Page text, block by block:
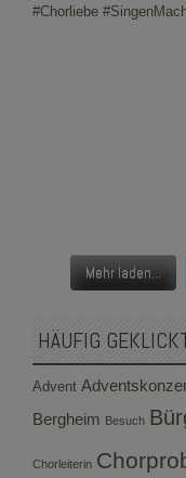
Mehr laden...
HÄUFIG
Advent
Bergheim Besuch
Chorleiterin